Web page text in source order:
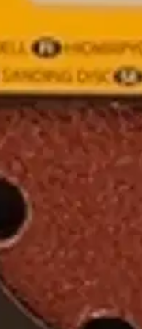
Postin
tasoitteiden hiontaan.